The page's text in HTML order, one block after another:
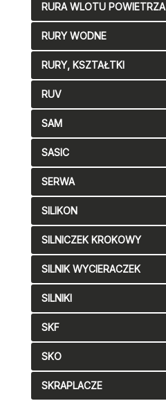
RURA WLOTU POWIETRZA
RURY WODNE
RURY, KSZTAŁTKI
RUV
SAM
SASIC
SERWA
SILIKON
SILNICZEK KROKOWY
SILNIK WYCIERACZEK
SILNIKI
SKF
SKO
SKRAPLACZE